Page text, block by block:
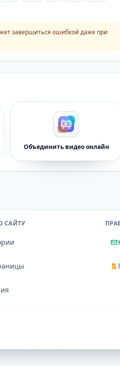
завершиться ошибкой даже при
Объединить видео онлайн
САЙТУ